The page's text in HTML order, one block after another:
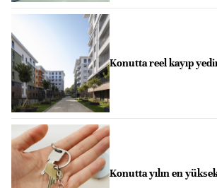
Konutta reel kayıp
Konutta yılın en yüksek